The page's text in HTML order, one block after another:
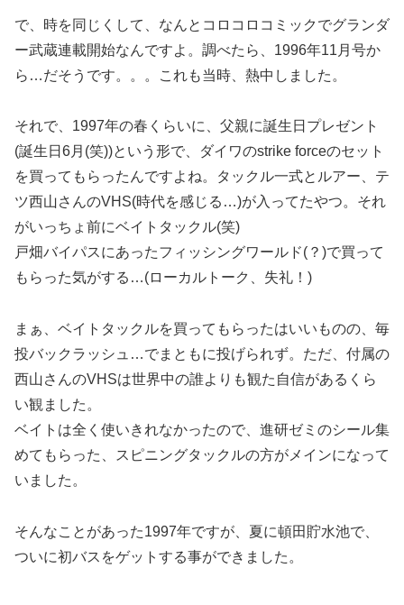
で、時を同じくして、なんとコロコロコミックでグランダ
ー武蔵連載開始なんですよ。調べたら、1996年11月号か
ら…だそうです。。。これも当時、熱中しました。
それで、1997年の春くらいに、父親に誕生日プレゼント
(誕生日6月(笑))という形で、ダイワのstrike forceのセット
を買ってもらったんですよね。タックル一式とルアー、テ
ツ西山さんのVHS(時代を感じる…)が入ってたやつ。それ
がいっちょ前にベイトタックル(笑)
戸畑バイパスにあったフィッシングワールド(？)で買って
もらった気がする…(ローカルトーク、失礼！)
まぁ、ベイトタックルを買ってもらったはいいものの、毎
投バックラッシュ…でまともに投げられず。ただ、付属の
西山さんのVHSは世界中の誰よりも観た自信があるくら
い観ました。
ベイトは全く使いきれなかったので、進研ゼミのシール集
めてもらった、スピニングタックルの方がメインになって
いました。
そんなことがあった1997年ですが、夏に頓田貯水池で、
ついに初バスをゲットする事ができました。